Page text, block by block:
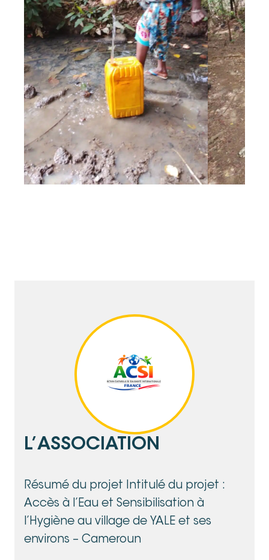
L’ASSOCIATION
Résumé du projet Intitulé du projet :
Accès à l’Eau et Sensibilisation à
l’Hygiène au village de YALE et ses
environs – Cameroun